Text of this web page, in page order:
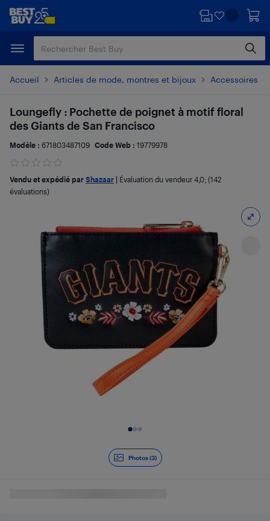
Passer
principal
Passer
Accueil Articles de mode, montres et bijoux Accessoires
Photos (3)
Loungefly : Pochette de poignet à motif floral
des Giants de San Francisco
Modèle : 671803487109 Code Web : 19779978
Vendu et expédié par Shazaar Évaluation du vendeur 4,0; (142
évaluations)